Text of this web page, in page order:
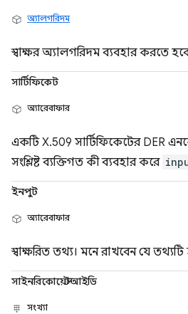
অ্যালগরিদম
স্বাক্ষর অ্যালগরিদম ব্যবহার করতে
সার্টিফিকেট
অ্যারেবাফার
একটি X.509 সার্টিফিকেটের DER
সংশ্লিষ্ট ব্যক্তিগত কী ব্যবহার করে
ইনপুট
অ্যারেবাফার
স্বাক্ষরিত তথ্য। মনে রাখবেন যে
সাইনরিকোয়েস্টআইডি
সংখ্যা